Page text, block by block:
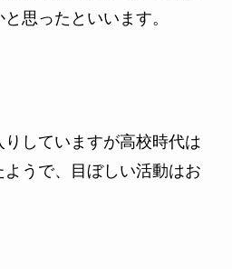
思ったといいます。
していますが高校時代は
うで、目ぼしい活動はお